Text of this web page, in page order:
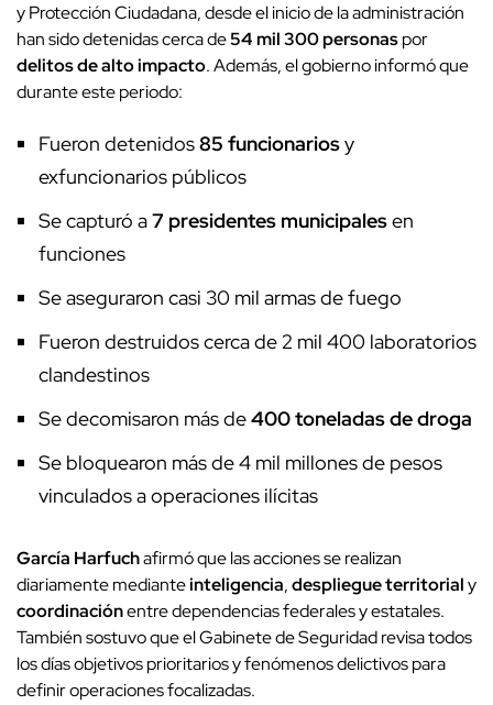
y Protección Ciudadana, desde el inicio de la administración
han sido detenidas cerca de54 mil 300 personaspor
delitos de alto impacto. Además, el gobierno informó que
durante este periodo:
Fueron detenidos85 funcionariosy
exfuncionarios públicos
Se capturó a7 presidentes municipalesen
funciones
Se aseguraron casi 30 mil armas de fuego
Fueron destruidos cerca de 2 mil 400 laboratorios
clandestinos
Se decomisaron más de400 toneladas de droga
Se bloquearon más de 4 mil millones de pesos
vinculados a operaciones ilícitas
García Harfuchafirmó que las acciones se realizan
diariamente medianteinteligencia,despliegue territorialy
coordinaciónentre dependencias federales y estatales.
También sostuvo que el Gabinete de Seguridad revisa todos
los días objetivos prioritarios y fenómenos delictivos para
definir operaciones focalizadas.